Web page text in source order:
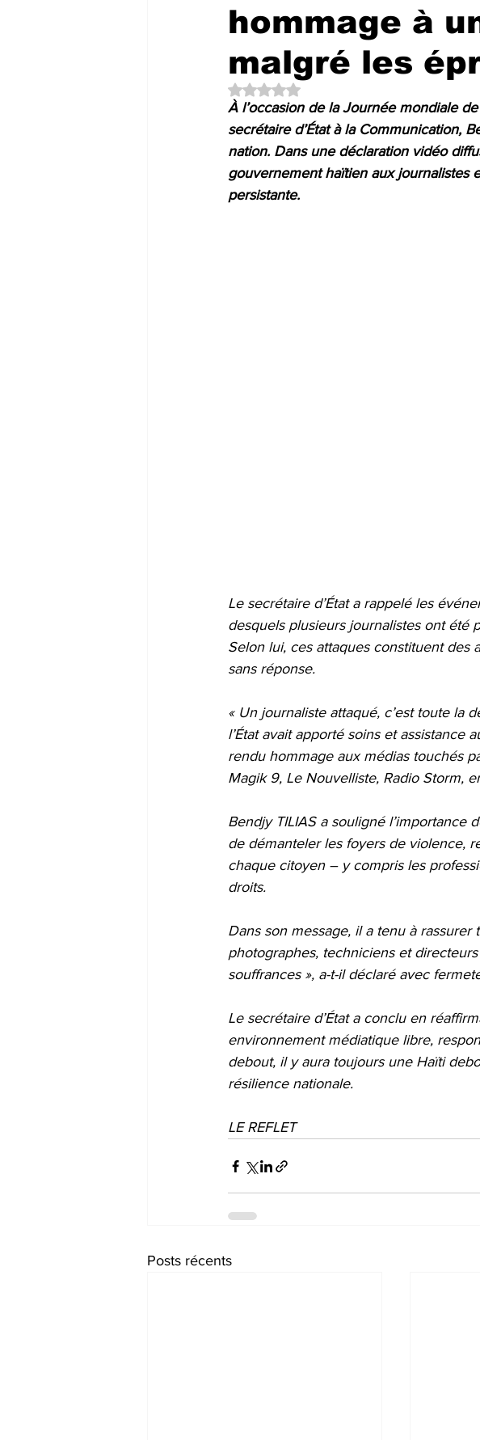
hommage à
malgré les
Noté NaN étoiles sur 5.
À l’occasion de la Journée mondiale
secrétaire d’État à la Communication,
nation. Dans une déclaration vidéo
gouvernement haïtien aux journalistes
persistante.
Le secrétaire d’État a rappelé les
desquels plusieurs journalistes ont été
Selon lui, ces attaques constituent des
sans réponse.
« Un journaliste attaqué, c’est toute la
l’État avait apporté soins et assistance
rendu hommage aux médias touchés
Magik 9, Le Nouvelliste, Radio Storm,
Bendjy TILIAS a souligné l’importance
de démanteler les foyers de violence,
chaque citoyen – y compris les
droits.
Dans son message, il a tenu à
photographes, techniciens et
souffrances », a-t-il déclaré avec
Le secrétaire d’État a conclu en
environnement médiatique libre,
debout, il y aura toujours une Haïti
résilience nationale.
LE REFLET
Posts récents